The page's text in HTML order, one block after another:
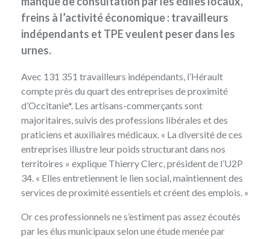
freins à l’activité économique : travailleurs
indépendants et TPE veulent peser dans les
urnes.
Avec 131 351 travailleurs indépendants, l’Hérault
compte près du quart des entreprises de proximité
d’Occitanie*. Les artisans-commerçants sont
majoritaires, suivis des professions libérales et des
praticiens et auxiliaires médicaux. « La diversité de ces
entreprises illustre leur poids structurant dans nos
territoires » explique Thierry Clerc, président de l’U2P
34. « Elles entretiennent le lien social, maintiennent des
services de proximité essentiels et créent des emplois. »
Or ces professionnels ne s’estiment pas assez écoutés
par les élus municipaux selon une étude menée par